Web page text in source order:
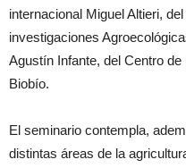
internacional Miguel Altieri,
investigaciones
Agustín Infante, del Centro
Biobío.
El seminario contempla,
distintas áreas de la